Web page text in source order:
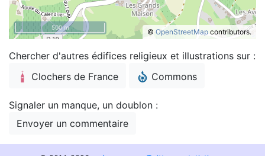
©OpenStreetMap contributors.
500 m
Chercher d'autres édifices religieux et illustrations sur :
Clochers de France
Commons
Signaler un manque, un doublon :
Envoyer un commentaire